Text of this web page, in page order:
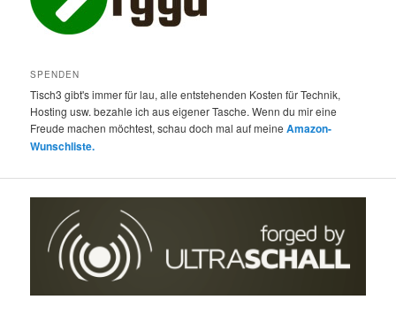
SPENDEN
Tisch3 gibt's immer für lau, alle entstehenden Kosten für Technik,
Hosting usw. bezahle ich aus eigener Tasche. Wenn du mir eine
Freude machen möchtest, schau doch mal auf meineAmazon-
Wunschliste.